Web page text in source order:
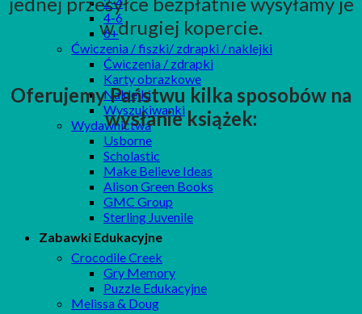
4-6
6+
Ćwiczenia / fiszki/ zdrapki / naklejki
Ćwiczenia / zdrapki
Karty obrazkowe
Naklejki
Wyszukiwanki
Wydawnictwa
Usborne
Scholastic
Make Believe Ideas
Alison Green Books
GMC Group
Sterling Juvenile
Zabawki Edukacyjne
Crocodile Creek
Gry Memory
Puzzle Edukacyjne
Melissa & Doug
w drugiej kopercie.
Oferujemy Państwu kilka sposobów na
wysłanie książek: